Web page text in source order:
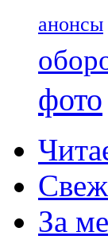
анонсы
фото
За